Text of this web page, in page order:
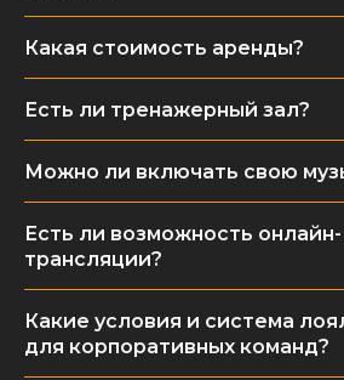
Какая стоимость аренды?
Есть ли тренажерный зал?
Можно ли включать свою
Есть ли возможность онлайн-
трансляции?
Какие условия и система
для корпоративных команд?
Ждем вас в гости